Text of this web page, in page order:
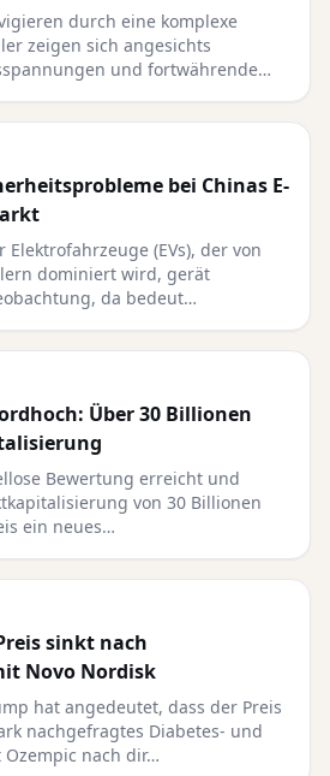
durch eine komplexe
zeigen sich angesichts
und fortwährende…
bei Chinas E-
(EVs), der von
dominiert wird, gerät
da bedeut…
Über 30 Billionen
Bewertung erreicht und
von 30 Billionen
ein neues…
sinkt nach
Novo Nordisk
hat angedeutet, dass der Preis
nachgefragtes Diabetes- und
nach dir…